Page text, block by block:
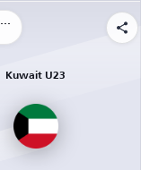
Qualifications pour la Coupe d’Asie U23
Kuwait U23